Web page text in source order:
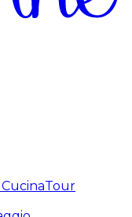
Tour